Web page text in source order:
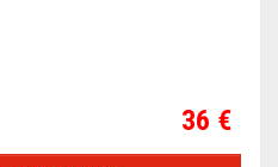
Prix
36 €